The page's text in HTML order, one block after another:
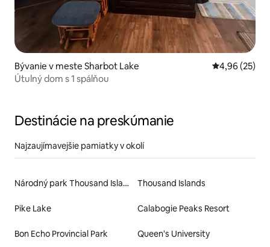
Bývanie v meste Sharbot Lake Priemerné
4,96 (25)
Útulný dom s 1 spálňou
Destinácie na preskúmanie
Najzaujímavejšie pamiatky v okolí
Národný park Thousand Islands Thousand Islands
Pike Lake Calabogie Peaks Resort
Bon Echo Provincial Park Queen's University